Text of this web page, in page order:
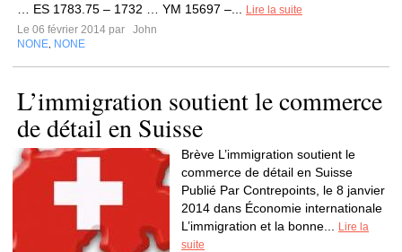
… ES 1783.75 – 1732 … YM 15697 –...
Lire la suite
Le 06 février 2014 par
John
NONE NONE
L’immigration soutient le commerce
de détail en Suisse
Brève L’immigration soutient le
commerce de détail en Suisse
Publié Par Contrepoints, le 8 janvier
2014 dans Économie internationale
L’immigration et la bonne...
Lire la
suite